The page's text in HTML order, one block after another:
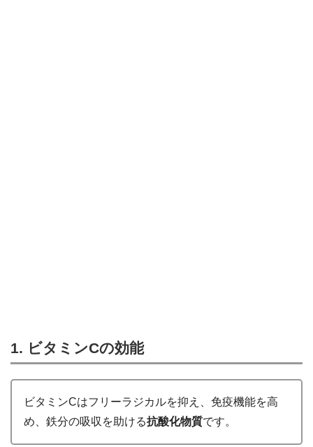
1. ビタミンCの効能
ビタミンCはフリーラジカルを抑え、免疫機能を高
め、鉄分の吸収を助ける抗酸化物質です。